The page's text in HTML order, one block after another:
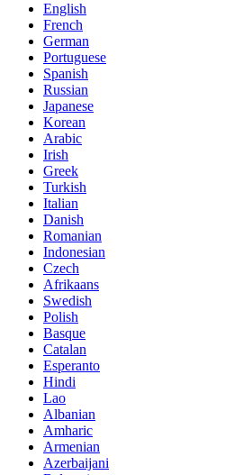
English
French
German
Portuguese
Spanish
Russian
Japanese
Korean
Arabic
Irish
Greek
Turkish
Italian
Danish
Romanian
Indonesian
Czech
Afrikaans
Swedish
Polish
Basque
Catalan
Esperanto
Hindi
Lao
Albanian
Amharic
Armenian
Azerbaijani